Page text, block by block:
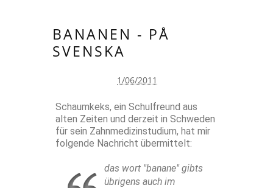
BANANEN - PÅ
SVENSKA
1/06/2011
Schaumkeks, ein Schulfreund aus
alten Zeiten und derzeit in Schweden
für sein Zahnmedizinstudium, hat mir
folgende Nachricht übermittelt:
das wort "banane" gibts
übrigens auch im